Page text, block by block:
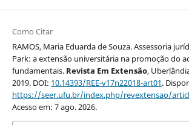
Como Citar
RAMOS, Maria Eduarda de Souza. Assessoria
Park: a extensão universitária na promoção do
fundamentais. Revista Em Extensão,
2019. DOI: 10.14393/REE-v17n22018-art01.
https://seer.ufu.br/index.php/revextensao/
Acesso em: 7 ago. 2026.